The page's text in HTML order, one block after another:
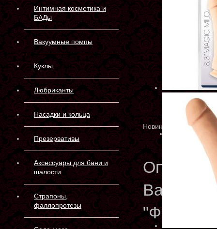
Интимная косметика и
БАДы
Вакуумные помпы
Куклы
Любриканты
Насадки и кольца
Презервативы
Аксессуары для бани и
шалости
Страпоны,
фаллопротезы
Новинка
Вашему